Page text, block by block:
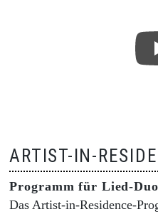
ARTIST-IN-
Programm für Lied-Duo
Das Artist-in-Residence-